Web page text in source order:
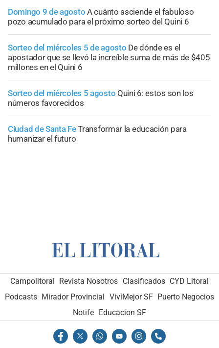
Domingo 9 de agosto A cuánto asciende el fabuloso
pozo acumulado para el próximo sorteo del Quini 6
Sorteo del miércoles 5 de agosto De dónde es el
apostador que se llevó la increíble suma de más de $405
millones en el Quini 6
Sorteo del miércoles 5 agosto Quini 6: estos son los
números favorecidos
Ciudad de Santa FeTransformar la educación para
humanizar el futuro
Campolitoral Revista Nosotros Clasificados CYD Litoral
Podcasts Mirador Provincial VivíMejor SF Puerto Negocios
Notife Educacion SF